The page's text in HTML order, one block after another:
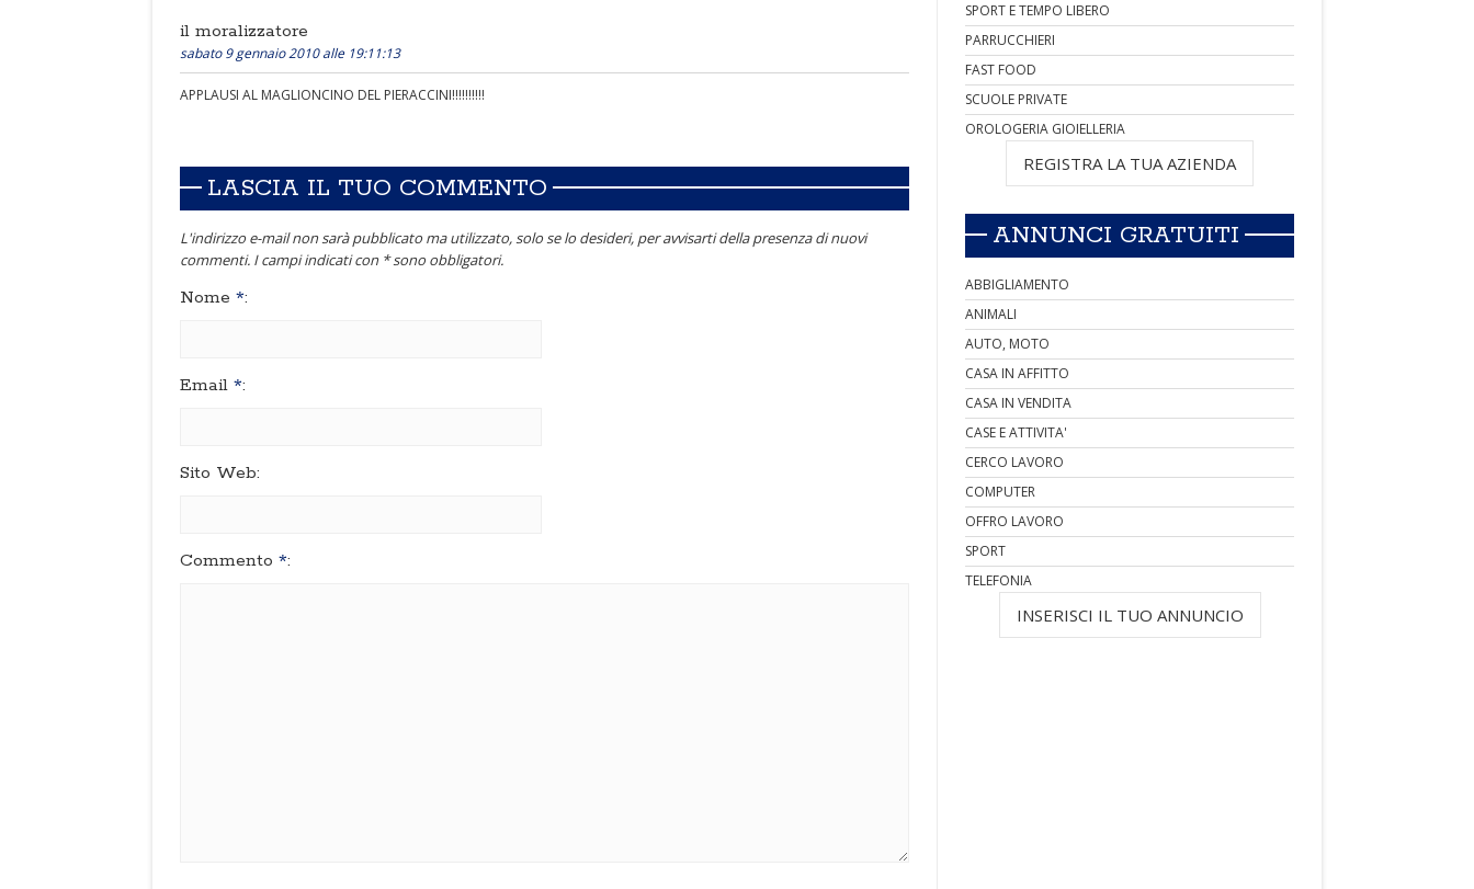
il moralizzatore
sabato 9 gennaio 2010 alle 19:11:13
APPLAUSI AL MAGLIONCINO DEL PIERACCINI!!!!!!!!!!
LASCIA IL TUO COMMENTO
L'indirizzo e-mail non sarà pubblicato ma utilizzato, solo se lo desideri, per avvisarti della presenza di nuovi
commenti. I campi indicati con * sono obbligatori.
Nome *:
Email *:
Sito Web:
Commento *:
SPORT E TEMPO LIBERO
PARRUCCHIERI
FAST FOOD
SCUOLE PRIVATE
OROLOGERIA GIOIELLERIA
REGISTRA LA TUA AZIENDA
ANNUNCI GRATUITI
ABBIGLIAMENTO
ANIMALI
AUTO, MOTO
CASA IN AFFITTO
CASA IN VENDITA
CASE E ATTIVITA'
CERCO LAVORO
COMPUTER
OFFRO LAVORO
SPORT
TELEFONIA
INSERISCI IL TUO ANNUNCIO